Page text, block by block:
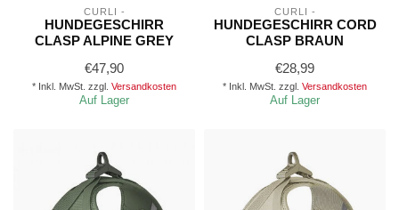
CURLI -
HUNDEGESCHIRR
CLASP ALPINE GREY
€47,90
* Inkl. MwSt. zzgl. Versandkosten
Auf Lager
CURLI -
HUNDEGESCHIRR CORD
CLASP BRAUN
€28,99
* Inkl. MwSt. zzgl. Versandkosten
Auf Lager